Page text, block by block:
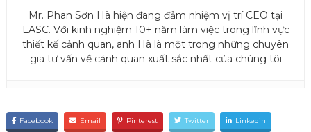
Mr. Phan Sơn Hà hiện đang đảm nhiệm vị trí CEO tại
LASC. Với kinh nghiệm 10+ năm làm việc trong lĩnh vực
thiết kế cảnh quan, anh Hà là một trong những chuyên
gia tư vấn về cảnh quan xuất sắc nhất của chúng tôi
Facebook Email Pinterest Twitter Linkedin